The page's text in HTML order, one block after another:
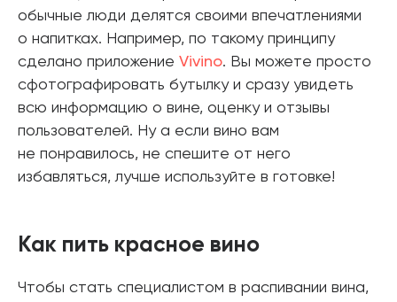
обычные люди делятся своими впечатлениями
о напитках. Например, по такому принципу
сделано приложение Vivino. Вы можете просто
сфотографировать бутылку и сразу увидеть
всю информацию о вине, оценку и отзывы
пользователей. Ну а если вино вам
не понравилось, не спешите от него
избавляться, лучше используйте в готовке!
Как пить красное вино
Чтобы стать специалистом в распивании вина,